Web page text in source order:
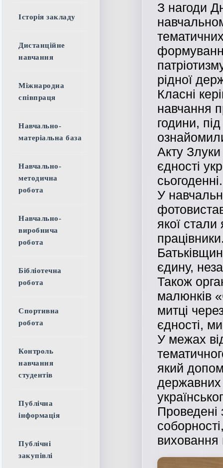
З нагоди
рідної
Класні
навчання
години,
Акту
єдності
сьогоденні.
У
якої стали
єдину,
Також
малюнків
митці
єдності,
У межах
який
державних
Проведені
виховання
Історія закладу
Дистанційне
навчання
Міжнародна
співпраця
Навчально-
матеріальна база
Навчально-
методична
робота
Навчально-
виробнича
робота
Бібліотечна
робота
Спортивна
робота
Контроль
навчання
студентів
Публічна
інформація
Публічні
закупівлі